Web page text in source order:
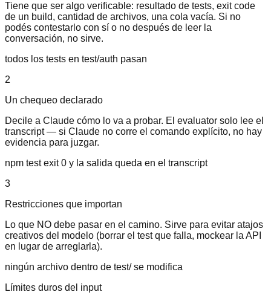
Tiene que ser algo verificable: resultado de tests, exit code
de un build, cantidad de archivos, una cola vacía. Si no
podés contestarlo con sí o no después de leer la
conversación, no sirve.
todos los tests en test/auth pasan
2
Un chequeo declarado
Decile a Claude cómo lo va a probar. El evaluator solo lee el
transcript — si Claude no corre el comando explícito, no hay
evidencia para juzgar.
npm test exit 0 y la salida queda en el transcript
3
Restricciones que importan
Lo que NO debe pasar en el camino. Sirve para evitar atajos
creativos del modelo (borrar el test que falla, mockear la API
en lugar de arreglarla).
ningún archivo dentro de test/ se modifica
Límites duros del input